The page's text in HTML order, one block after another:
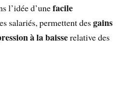
l’idée d’unefacile
salariés, permettent desgains
à la baisserelative des